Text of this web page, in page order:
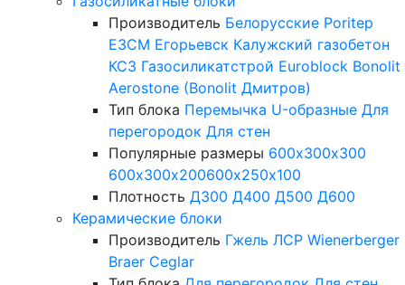
Производитель Белорусские Poritep
ЕЗСМ Егорьевск Калужский газобетон
КСЗ Газосиликатстрой Euroblock Bonolit
Aerostone (Bonolit Дмитров)
Тип блока Перемычка U-образные Для
перегородок Для стен
Популярные размеры 600х300х300
600х300х200600х250х100
Плотность Д300 Д400 Д500 Д600
Керамические блоки
Производитель Гжель ЛСР Wienerberger
Braer Ceglar